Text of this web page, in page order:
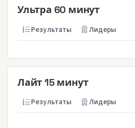
Ультра 60 минут
Результаты Лидеры
Лайт 15 минут
Результаты Лидеры